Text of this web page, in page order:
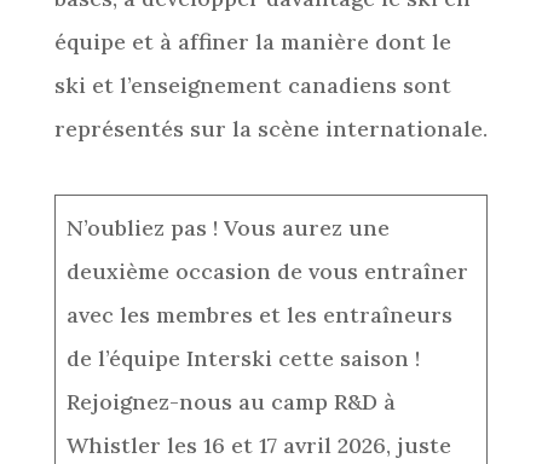
équipe et à affiner la manière dont le
ski et l’enseignement canadiens sont
représentés sur la scène internationale.
N’oubliez pas ! Vous aurez une
deuxième occasion de vous entraîner
avec les membres et les entraîneurs
de l’équipe Interski cette saison !
Rejoignez-nous au camp R&D à
Whistler les 16 et 17 avril 2026, juste